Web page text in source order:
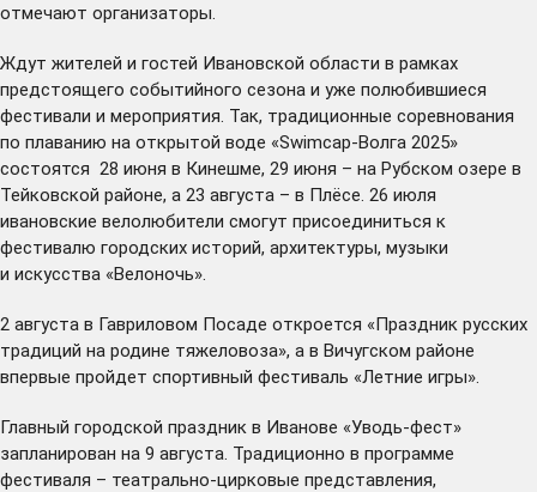
отмечают организаторы.
Ждут жителей и гостей Ивановской области в рамках
предстоящего событийного сезона и уже полюбившиеся
фестивали и мероприятия. Так, традиционные соревнования
по плаванию на открытой воде «Swimcap-Волга 2025»
состоятся 28 июня в Кинешме, 29 июня – на Рубском озере в
Тейковской районе, а 23 августа – в Плёсе. 26 июля
ивановские велолюбители смогут присоединиться к
фестивалю городских историй, архитектуры, музыки
и искусства «Велоночь».
2 августа в Гавриловом Посаде откроется «Праздник русских
традиций на родине тяжеловоза», а в Вичугском районе
впервые пройдет спортивный фестиваль «Летние игры».
Главный городской праздник в Иванове «Уводь-фест»
запланирован на 9 августа. Традиционно в программе
фестиваля – театрально-цирковые представления,